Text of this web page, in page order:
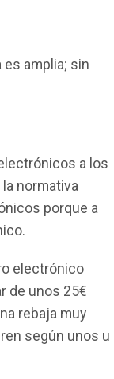
amplia; sin
a los
normativa
porque a
electrónico
de unos 25€
rebaja muy
según unos u